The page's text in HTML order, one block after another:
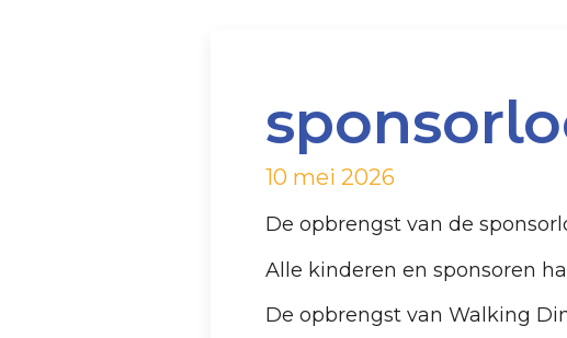
10 mei 2026
De opbrengst van de
Alle kinderen en sponsoren
De opbrengst van Walking